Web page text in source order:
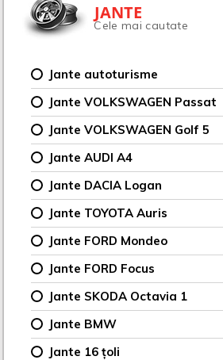
JANTE
Cele mai cautate
Jante autoturisme
Jante VOLKSWAGEN Passat
Jante VOLKSWAGEN Golf 5
Jante AUDI A4
Jante DACIA Logan
Jante TOYOTA Auris
Jante FORD Mondeo
Jante FORD Focus
Jante SKODA Octavia 1
Jante BMW
Jante 16 țoli